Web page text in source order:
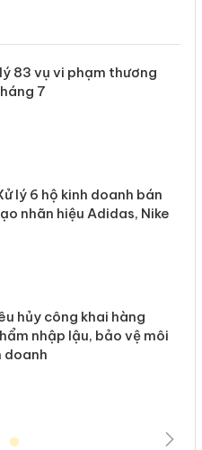
83 vụ vi phạm thương
7
lý 6 hộ kinh doanh bán
nhãn hiệu Adidas, Nike
hủy công khai hàng
nhập lậu, bảo vệ môi
doanh